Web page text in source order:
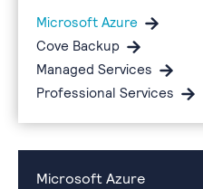
Microsoft Azure
Cove Backup
Managed Services
Professional Services
Microsoft Azure